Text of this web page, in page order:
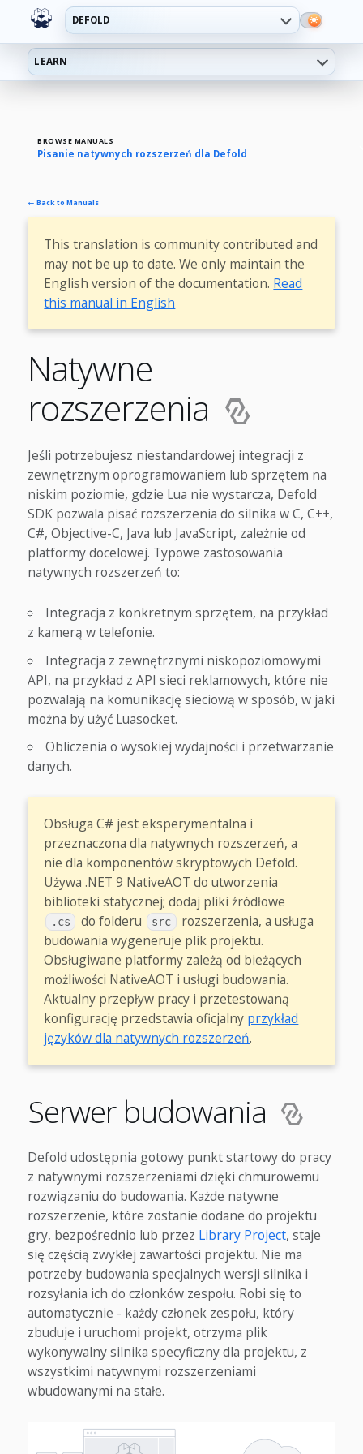
DEFOLD
LEARN
BROWSE MANUALS
Pisanie natywnych rozszerzeń dla Defold
← Back to Manuals
This translation is community contributed and
may not be up to date. We only maintain the
English version of the documentation. Read
this manual in English
Natywne
rozszerzenia
Jeśli potrzebujesz niestandardowej integracji z
zewnętrznym oprogramowaniem lub sprzętem na
niskim poziomie, gdzie Lua nie wystarcza, Defold
SDK pozwala pisać rozszerzenia do silnika w C, C++,
C#, Objective-C, Java lub JavaScript, zależnie od
platformy docelowej. Typowe zastosowania
natywnych rozszerzeń to:
Integracja z konkretnym sprzętem, na przykład
z kamerą w telefonie.
Integracja z zewnętrznymi niskopoziomowymi
API, na przykład z API sieci reklamowych, które nie
pozwalają na komunikację sieciową w sposób, w jaki
można by użyć Luasocket.
Obliczenia o wysokiej wydajności i przetwarzanie
danych.
Obsługa C# jest eksperymentalna i
przeznaczona dla natywnych rozszerzeń, a
nie dla komponentów skryptowych Defold.
Używa .NET 9 NativeAOT do utworzenia
biblioteki statycznej; dodaj pliki źródłowe
.cs do folderu src
rozszerzenia, a usługa
budowania wygeneruje plik projektu.
Obsługiwane platformy zależą od bieżących
możliwości NativeAOT i usługi budowania.
Aktualny przepływ pracy i przetestowaną
konfigurację przedstawia oficjalny przykład
języków dla natywnych rozszerzeń.
Serwer budowania
Defold udostępnia gotowy punkt startowy do pracy
z natywnymi rozszerzeniami dzięki chmurowemu
rozwiązaniu do budowania. Każde natywne
rozszerzenie, które zostanie dodane do projektu
gry, bezpośrednio lub przez Library Project, staje
się częścią zwykłej zawartości projektu. Nie ma
potrzeby budowania specjalnych wersji silnika i
rozsyłania ich do członków zespołu. Robi się to
automatycznie - każdy członek zespołu, który
zbuduje i uruchomi projekt, otrzyma plik
wykonywalny silnika specyficzny dla projektu, z
wszystkimi natywnymi rozszerzeniami
wbudowanymi na stałe.